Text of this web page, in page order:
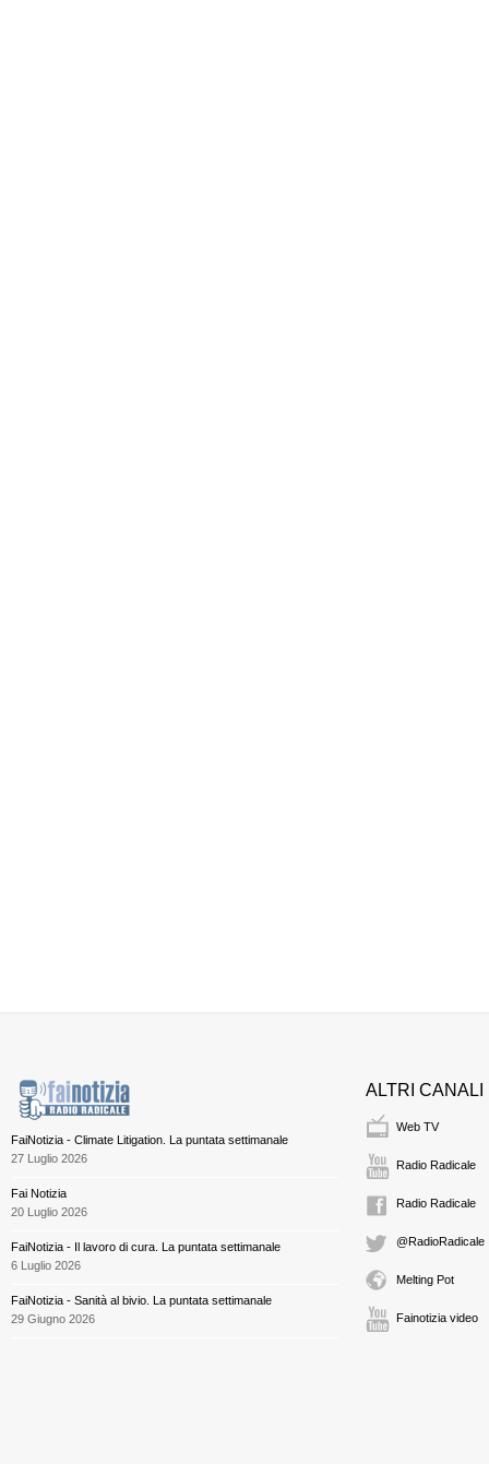
FaiNotizia - Climate Litigation. La puntata settimanale
27 Luglio 2026
Fai Notizia
20 Luglio 2026
FaiNotizia - Il lavoro di cura. La puntata settimanale
6 Luglio 2026
FaiNotizia - Sanità al bivio. La puntata settimanale
29 Giugno 2026
ALTRI CANALI
Web TV
Radio Radicale
Radio Radicale
@RadioRadicale
Melting Pot
Fainotizia video